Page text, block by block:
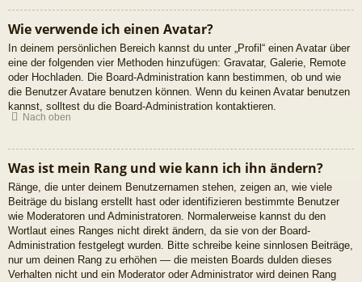
Wie verwende ich einen Avatar?
In deinem persönlichen Bereich kannst du unter „Profil“ einen Avatar über
eine der folgenden vier Methoden hinzufügen: Gravatar, Galerie, Remote
oder Hochladen. Die Board-Administration kann bestimmen, ob und wie
die Benutzer Avatare benutzen können. Wenn du keinen Avatar benutzen
kannst, solltest du die Board-Administration kontaktieren.
Nach oben
Was ist mein Rang und wie kann ich ihn ändern?
Ränge, die unter deinem Benutzernamen stehen, zeigen an, wie viele
Beiträge du bislang erstellt hast oder identifizieren bestimmte Benutzer
wie Moderatoren und Administratoren. Normalerweise kannst du den
Wortlaut eines Ranges nicht direkt ändern, da sie von der Board-
Administration festgelegt wurden. Bitte schreibe keine sinnlosen Beiträge,
nur um deinen Rang zu erhöhen — die meisten Boards dulden dieses
Verhalten nicht und ein Moderator oder Administrator wird deinen Rang